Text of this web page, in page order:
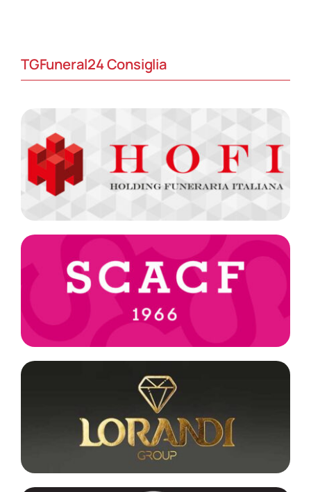
TGFuneral24 Consiglia